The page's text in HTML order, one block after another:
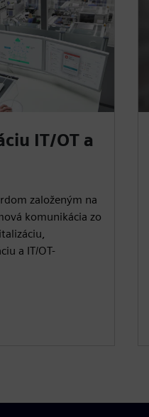
IT/OT a
založeným na
komunikácia zo
a IT/OT-